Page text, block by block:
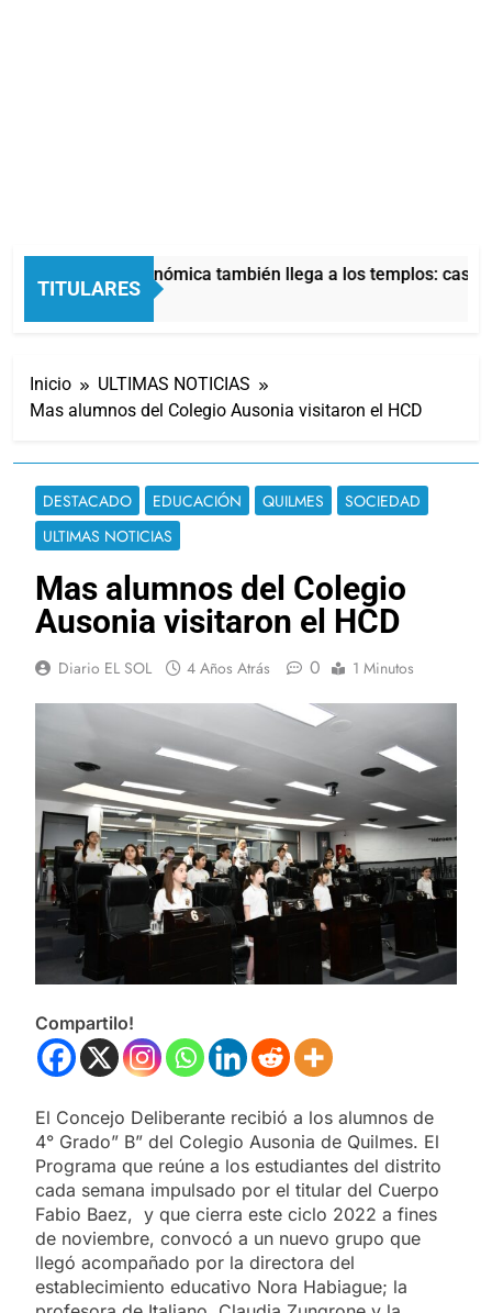
TITULARES
La crisis económica también llega a los templos: casi
2 Horas Atrás
Inicio
ULTIMAS NOTICIAS
Mas alumnos del Colegio Ausonia visitaron el HCD
DESTACADO EDUCACIÓN QUILMES
SOCIEDAD
ULTIMAS NOTICIAS
Mas alumnos del Colegio
Ausonia visitaron el HCD
Diario EL SOL 4 Años Atrás 0 1 Minutos
Compartilo!
El Concejo Deliberante recibió a los alumnos de
4° Grado” B” del Colegio Ausonia de Quilmes. El
Programa que reúne a los estudiantes del distrito
cada semana impulsado por el titular del Cuerpo
Fabio Baez, y que cierra este ciclo 2022 a fines
de noviembre, convocó a un nuevo grupo que
llegó acompañado por la directora del
establecimiento educativo Nora Habiague; la